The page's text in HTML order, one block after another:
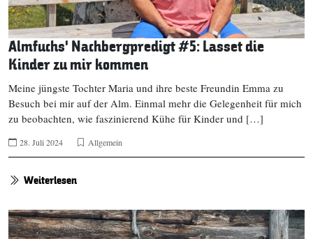
Almfuchs‘ Nachbergpredigt #5: Lasset die
Kinder zu mir kommen
Meine jüngste Tochter Maria und ihre beste Freundin Emma zu
Besuch bei mir auf der Alm. Einmal mehr die Gelegenheit für mich
zu beobachten, wie faszinierend Kühe für Kinder und […]
28. Juli 2024 Allgemein
Weiterlesen